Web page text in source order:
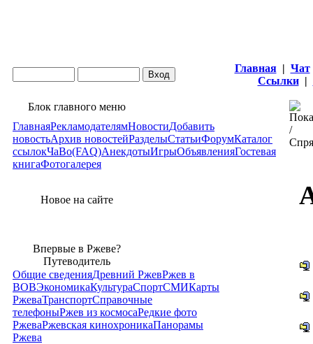
Главная | Чат
Ссылки |
Блок главного меню
ГлавнаяРекламодателямНовостиДобавить
новостьАрхив новостейРазделыСтатьиФорумКаталог
ссылокЧаВо(FAQ)АнекдотыИгрыОбъявленияГостевая
книгаФотогалерея
Новое на сайте
Впервые в Ржеве?
Путеводитель
Общие сведенияДревний РжевРжев в
ВОВЭкономикаКультураСпортСМИКарты
РжеваТранспортСправочные
телефоныРжев из космосаРедкие фото
РжеваРжевская кинохроникаПанорамы
Ржева